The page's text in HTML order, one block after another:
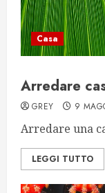
Casa
Arredare
GREY 9
Arredare una
LEGGI TUTTO